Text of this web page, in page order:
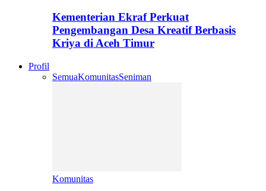
Kementerian Ekraf Perkuat
Pengembangan Desa Kreatif Berbasis
Kriya di Aceh Timur
Profil
SemuaKomunitasSeniman
Komunitas